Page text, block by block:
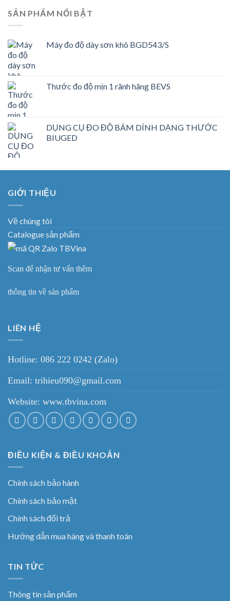
SẢN PHẨM NỔI BẬT
Máy đo độ dày sơn khô BGD543/S
Thước đo độ mịn 1 rãnh hãng BEVS
DỤNG CỤ ĐO ĐỘ BÁM DÍNH DẠNG THƯỚC
BIUGED
GIỚI THIỆU
Về chúng tôi
Catalogue sản phẩm
Scan để nhận tư vấn thêm
thông tin về sản phẩm
LIÊN HỆ
Hotline: 086 222 0242 (Zalo)
Email: trihieu090@gmail.com
Website: www.tbvina.com
ĐIỀU KIỆN & ĐIỀU KHOẢN
Chính sách bảo hành
Chính sách bảo mật
Chính sách đổi trả
Hướng dẫn mua hàng và thanh toán
TIN TỨC
Thông tin sản phẩm